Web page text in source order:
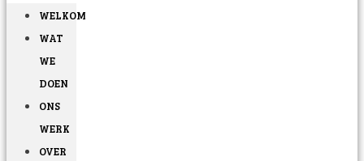
WELKOM
WAT
WE
DOEN
ONS
WERK
OVER